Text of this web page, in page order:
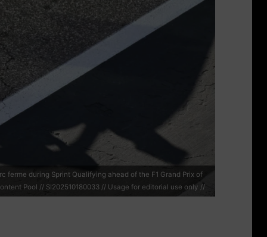
ferme during Sprint Qualifying ahead of the F1 Grand Prix of
Pool // SI202510180033 // Usage for editorial use only //